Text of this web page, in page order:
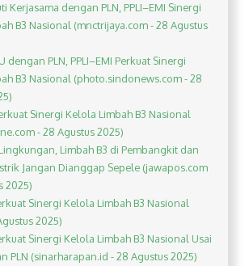
Kerjasama dengan PLN, PPLI–EMI Sinergi
B3 Nasional (mnctrijaya.com - 28 Agustus
dengan PLN, PPLI–EMI Perkuat Sinergi
B3 Nasional (photo.sindonews.com - 28
Sinergi Kelola Limbah B3 Nasional
- 28 Agustus 2025)
Limbah B3 di Pembangkit dan
Jangan Dianggap Sepele (jawapos.com
2025)
Sinergi Kelola Limbah B3 Nasional
2025)
Sinergi Kelola Limbah B3 Nasional Usai
PLN (sinarharapan.id - 28 Agustus 2025)